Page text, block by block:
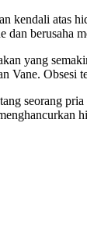
atas
berusaha
yang
Vane.
seorang